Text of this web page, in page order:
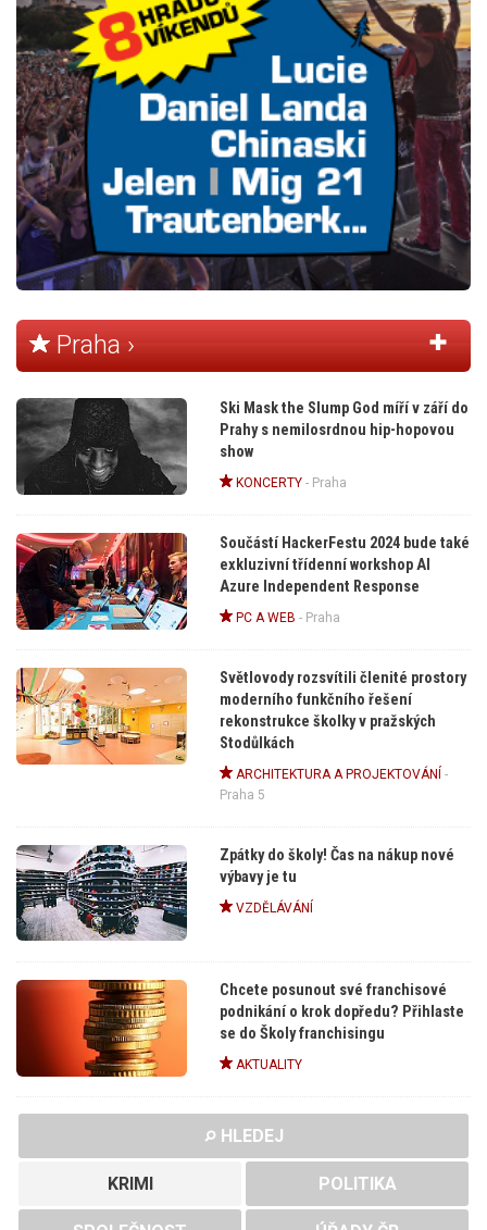
Praha ›
Ski Mask the Slump God míří v září do
Prahy s nemilosrdnou hip-hopovou
show
KONCERTY- Praha
Součástí HackerFestu 2024 bude také
exkluzivní třídenní workshop AI
Azure Independent Response
PC A WEB - Praha
Světlovody rozsvítili členité prostory
moderního funkčního řešení
rekonstrukce školky v pražských
Stodůlkách
ARCHITEKTURA A PROJEKTOVÁNÍ -
Praha 5
Zpátky do školy! Čas na nákup nové
výbavy je tu
VZDĚLÁVÁNÍ
Chcete posunout své franchisové
podnikání o krok dopředu? Přihlaste
se do Školy franchisingu
AKTUALITY
HLEDEJ
KRIMI POLITIKA